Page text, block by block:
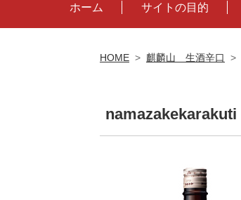
ホーム サイトの目的
HOME > 麒麟山 生酒辛口 >
namazakekarakuti